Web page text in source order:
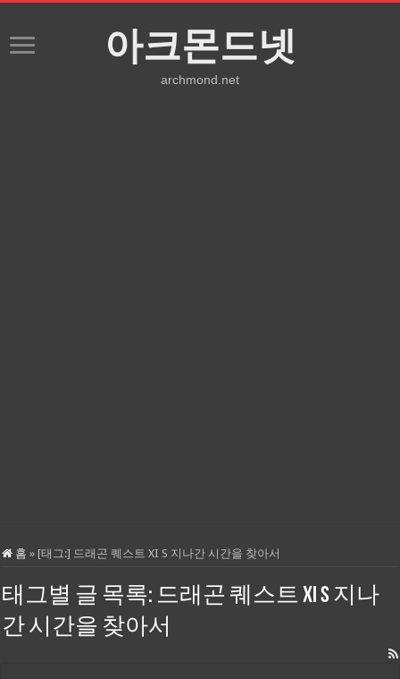
아크몬드넷
archmond.net
홈 » [태그:] 드래곤 퀘스트 XI S 지나간 시간을 찾아서
태그별 글 목록: 드래곤 퀘스트 XI S 지나
간 시간을 찾아서